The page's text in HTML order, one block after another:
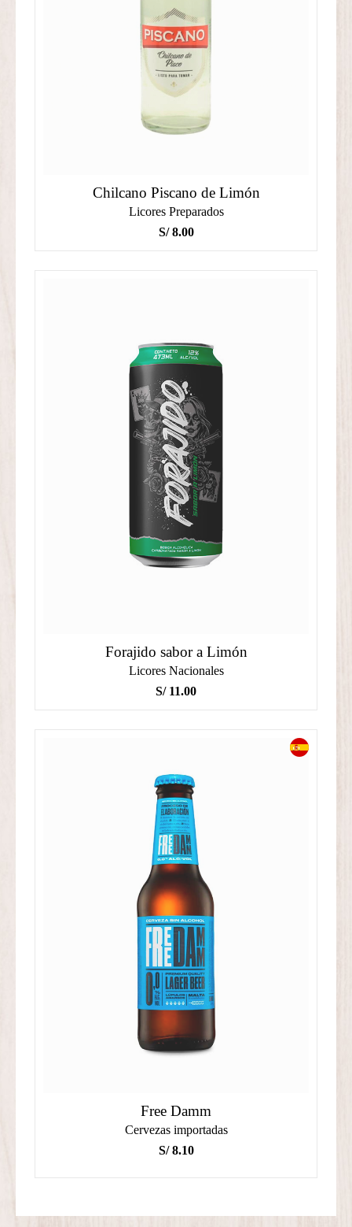
Chilcano Piscano de Limón
Licores Preparados
S/8.00
Forajido sabor a Limón
Licores Nacionales
S/11.00
Free Damm
Cervezas importadas
S/8.10